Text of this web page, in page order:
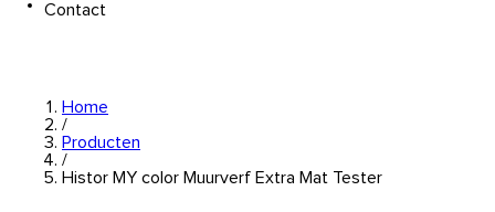
Contact
Home
/
Producten
/
Histor MY color Muurverf Extra Mat Tester